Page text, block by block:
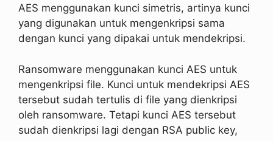
AES menggunakan kunci simetris, artinya kunci
yang digunakan untuk mengenkripsi sama
dengan kunci yang dipakai untuk mendekripsi.
Ransomware menggunakan kunci AES untuk
mengenkripsi file. Kunci untuk mendekripsi AES
tersebut sudah tertulis di file yang dienkripsi
oleh ransomware. Tetapi kunci AES tersebut
sudah dienkripsi lagi dengan RSA public key,